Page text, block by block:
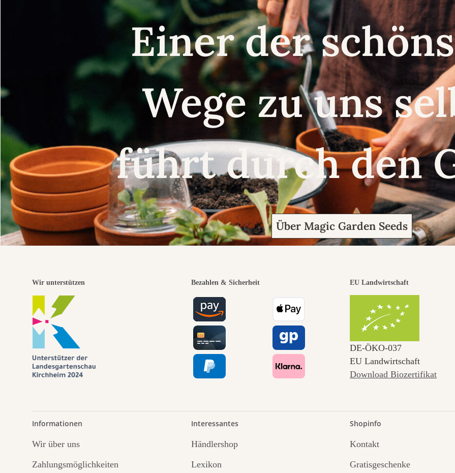
Einer der
Wege zu uns
führt durch den
Über Magic Garden Seeds
Wir unterstützen Bezahlen & Sicherheit EU Landwirtschaft
DE‑ÖKO‑037
EU Landwirtschaft
Download Biozertifikat
Informationen
Wir über uns
Zahlungsmöglichkeiten
Interessantes
Händlershop
Lexikon
Shopinfo
Kontakt
Gratisgeschenke